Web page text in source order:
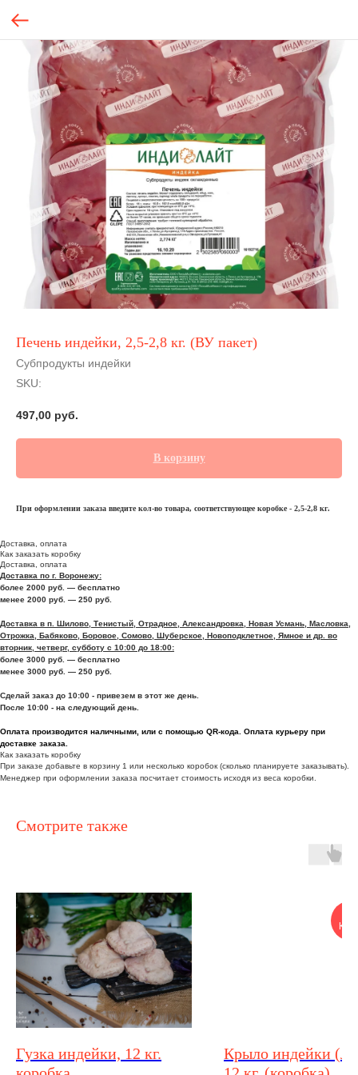
Печень индейки, 2,5-2,8 кг. (ВУ пакет)
Субпродукты индейки
SKU:
497,00 руб.
В корзину
При оформлении заказа введите кол-во товара, соответствующее коробке - 2,5-2,8 кг.
Доставка, оплата
Как заказать коробку
Доставка, оплата
Доставка по г. Воронежу:
более 2000 руб. — бесплатно
менее 2000 руб. — 250 руб.
Доставка в п. Шилово, Тенистый, Отрадное, Александровка, Новая Усмань, Масловка,
Отрожка, Бабяково, Боровое, Сомово, Шуберское, Новоподклетное, Ямное и др. во
вторник, четверг, субботу с 10:00 до 18:00:
более 3000 руб. — бесплатно
менее 3000 руб. — 250 руб.
Сделай заказ до 10:00 - привезем в этот же день.
После 10:00 - на следующий день.
Оплата производится наличными, или с помощью QR-кода. Оплата курьеру при
доставке заказа.
Как заказать коробку
При заказе добавьте в корзину 1 или несколько коробок (сколько планируете заказывать).
Менеджер при оформлении заказа посчитает стоимость исходя из веса коробки.
Смотрите также
Гузка индейки, 12 кг.
Крыло индейки